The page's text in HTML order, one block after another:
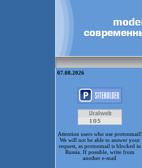
07.08.2026
Attention users who use protonmail!
We will not be able to answer your
request, as protonmail is blocked in
Russia. If possible, write from
another e-mail